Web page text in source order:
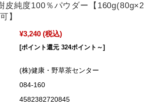
皮純度100％パウダー【160g(80g×2
】
¥3,240 (税込)
[ポイント還元 324ポイント～]
(株)健康・野草茶センター
084-160
4582382720845